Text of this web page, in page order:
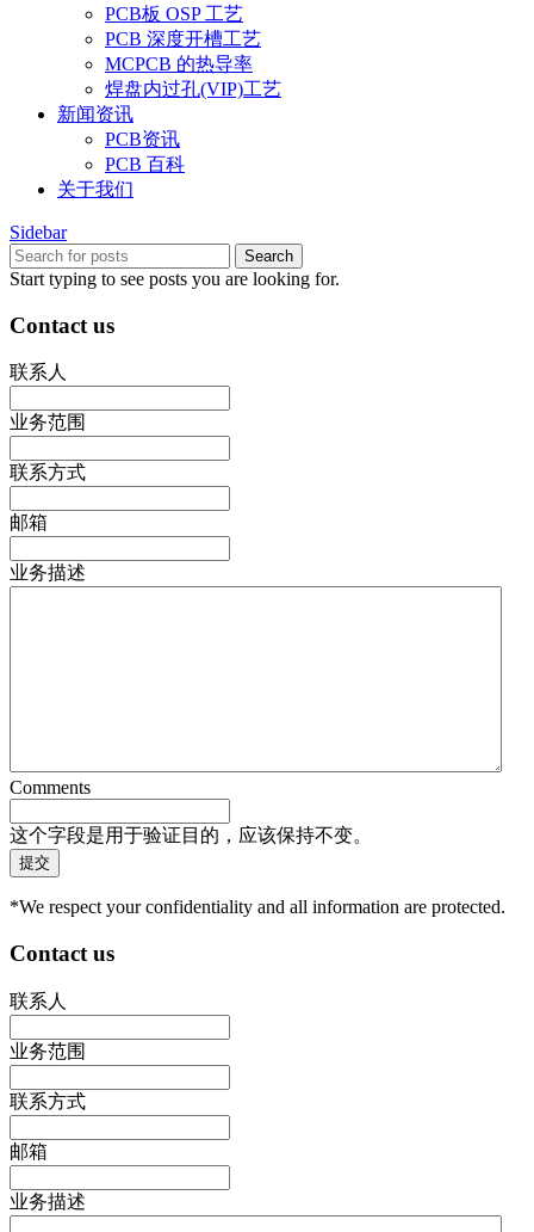
PCB板 OSP 工艺
PCB 深度开槽工艺
MCPCB 的热导率
焊盘内过孔(VIP)工艺
新闻资讯
PCB资讯
PCB 百科
关于我们
Sidebar
Search
Start typing to see posts you are looking for.
Contact us
联系人
业务范围
联系方式
邮箱
业务描述
Comments
这个字段是用于验证目的，应该保持不变。
*We respect your confidentiality and all information are protected.
Contact us
联系人
业务范围
联系方式
邮箱
业务描述